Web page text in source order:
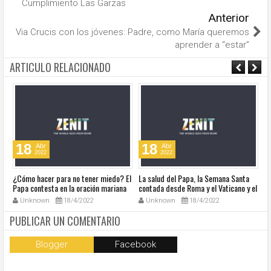
Cumplimiento Las Garzas
Anterior
Via Crucis con los jóvenes: Padre, como María queremos
aprender a “estar”
ARTICULO RELACIONADO
18 Abr
2022
¿Cómo hacer para no tener miedo? El
Papa contesta en la oración mariana
de este lunes en la Plaza de San
Pedro
Unknown 18/4/2022
18 Abr
2022
La salud del Papa, la Semana Santa
contada desde Roma y el Vaticano y el
resumen de noticias en audio
Unknown 18/4/2022
PUBLICAR UN COMENTARIO
Blogger Facebook